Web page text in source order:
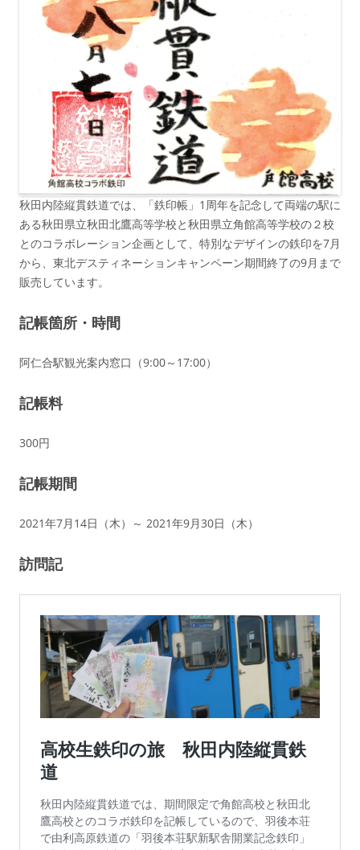
秋田内陸縦貫鉄道では、「鉄印帳」1周年を記念して両端の駅に
ある秋田県立秋田北鷹高等学校と秋田県立角館高等学校の２校
とのコラボレーション企画として、特別なデザインの鉄印を7月
から、東北デスティネーションキャンペーン期間終了の9月まで
販売しています。
記帳箇所・時間
阿仁合駅観光案内窓口（9:00～17:00）
記帳料
300円
記帳期間
2021年7月14日（木）～ 2021年9月30日（木）
訪問記